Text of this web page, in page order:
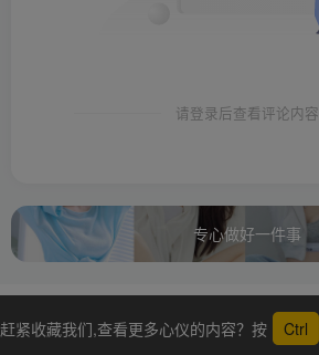
请登录后查看评论内容
专心做好一件事
赶紧收藏我们,查看更多心仪的内容？按 Ctrl